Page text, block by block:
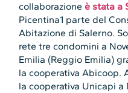
collaborazioneè stata a
Picentina1 parte del
Abitazione di Salerno.
rete tre condomini a
Emilia (Reggio Emilia)
la cooperativa Abicoop.
la cooperativa Unicapi a